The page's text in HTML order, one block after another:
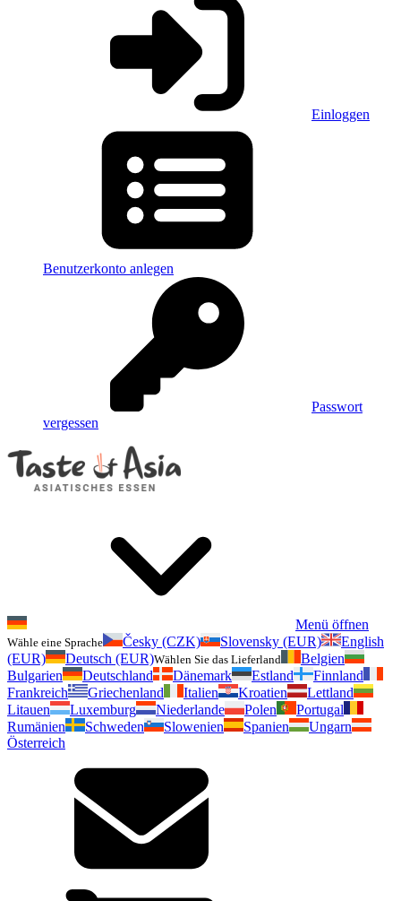
Einloggen
Benutzerkonto anlegen
Passwort
vergessen
Menü öffnen
Wähle eine Sprache Česky (CZK) Slovensky (EUR)
English
(EUR)
Deutsch (EUR)Wählen Sie das Lieferland
Belgien
Bulgarien
Deutschland Dänemark Estland
Finnland
Frankreich
Griechenland Italien Kroatien
Lettland
Litauen
Luxemburg Niederlande Polen
Portugal
Rumänien
Schweden Slowenien Spanien
Ungarn
Österreich